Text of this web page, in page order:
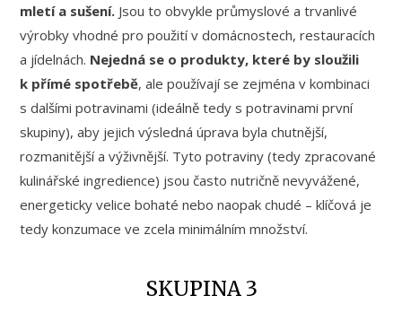
mletí a sušení. Jsou to obvykle průmyslové a trvanlivé
výrobky vhodné pro použití v domácnostech, restauracích
a jídelnách. Nejedná se o produkty, které by sloužili
k přímé spotřebě, ale používají se zejména v kombinaci
s dalšími potravinami (ideálně tedy s potravinami první
skupiny), aby jejich výsledná úprava byla chutnější,
rozmanitější a výživnější. Tyto potraviny (tedy zpracované
kulinářské ingredience) jsou často nutričně nevyvážené,
energeticky velice bohaté nebo naopak chudé – klíčová je
tedy konzumace ve zcela minimálním množství.
SKUPINA 3